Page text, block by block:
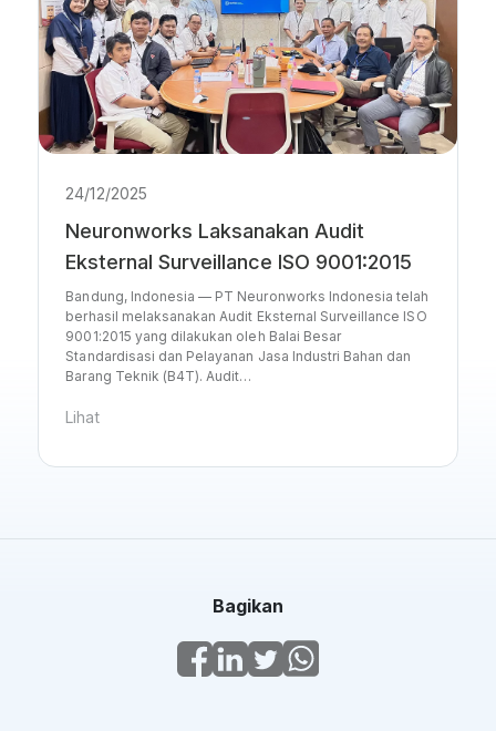
24/12/2025
Neuronworks Laksanakan Audit
Eksternal Surveillance ISO 9001:2015
Bandung, Indonesia — PT Neuronworks Indonesia telah
berhasil melaksanakan Audit Eksternal Surveillance ISO
9001:2015 yang dilakukan oleh Balai Besar
Standardisasi dan Pelayanan Jasa Industri Bahan dan
Barang Teknik (B4T). Audit…
Lihat
Bagikan